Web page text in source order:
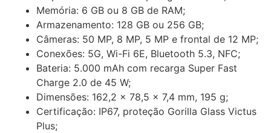
Memória: 6 GB ou 8 GB de RAM;
Armazenamento: 128 GB ou 256 GB;
Câmeras: 50 MP, 8 MP, 5 MP e frontal de 12 MP;
Conexões: 5G, Wi-Fi 6E, Bluetooth 5.3, NFC;
Bateria: 5.000 mAh com recarga Super Fast
Charge 2.0 de 45 W;
Dimensões: 162,2 x 78,5 x 7,4 mm, 195 g;
Certificação: IP67, proteção Gorilla Glass Victus
Plus;